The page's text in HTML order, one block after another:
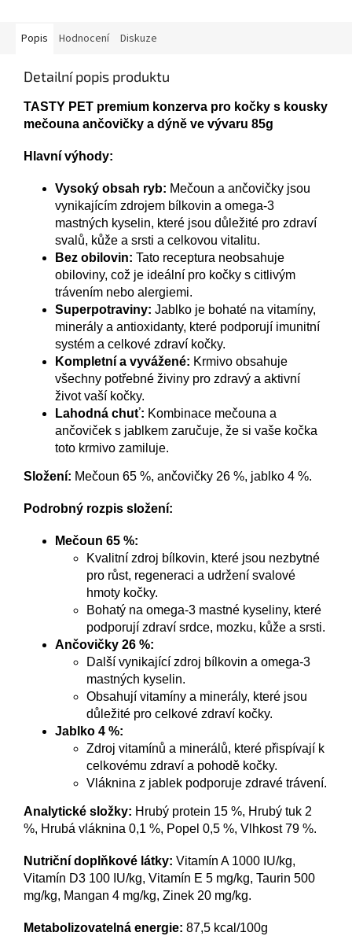
Popis Hodnocení Diskuze
Detailní popis produktu
TASTY PET premium konzerva pro kočky s kousky
mečouna ančovičky a dýně ve vývaru 85g
Hlavní výhody:
Vysoký obsah ryb: Mečoun a ančovičky jsou
vynikajícím zdrojem bílkovin a omega-3
mastných kyselin, které jsou důležité pro zdraví
svalů, kůže a srsti a celkovou vitalitu.
Bez obilovin: Tato receptura neobsahuje
obiloviny, což je ideální pro kočky s citlivým
trávením nebo alergiemi.
Superpotraviny: Jablko je bohaté na vitamíny,
minerály a antioxidanty, které podporují imunitní
systém a celkové zdraví kočky.
Kompletní a vyvážené: Krmivo obsahuje
všechny potřebné živiny pro zdravý a aktivní
život vaší kočky.
Lahodná chuť: Kombinace mečouna a
ančoviček s jablkem zaručuje, že si vaše kočka
toto krmivo zamiluje.
Složení: Mečoun 65 %, ančovičky 26 %, jablko 4 %.
Podrobný rozpis složení:
Mečoun 65 %:
Kvalitní zdroj bílkovin, které jsou nezbytné
pro růst, regeneraci a udržení svalové
hmoty kočky.
Bohatý na omega-3 mastné kyseliny, které
podporují zdraví srdce, mozku, kůže a srsti.
Ančovičky 26 %:
Další vynikající zdroj bílkovin a omega-3
mastných kyselin.
Obsahují vitamíny a minerály, které jsou
důležité pro celkové zdraví kočky.
Jablko 4 %:
Zdroj vitamínů a minerálů, které přispívají k
celkovému zdraví a pohodě kočky.
Vláknina z jablek podporuje zdravé trávení.
Analytické složky: Hrubý protein 15 %, Hrubý tuk 2
%, Hrubá vláknina 0,1 %, Popel 0,5 %, Vlhkost 79 %.
Nutriční doplňkové látky: Vitamín A 1000 IU/kg,
Vitamín D3 100 IU/kg, Vitamín E 5 mg/kg, Taurin 500
mg/kg, Mangan 4 mg/kg, Zinek 20 mg/kg.
Metabolizovatelná energie: 87,5 kcal/100g